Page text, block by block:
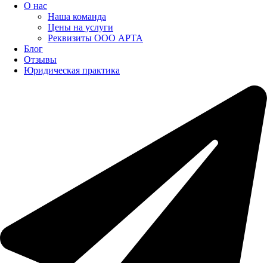
О нас
Наша команда
Цены на услуги
Реквизиты ООО АРТА
Блог
Отзывы
Юридическая практика